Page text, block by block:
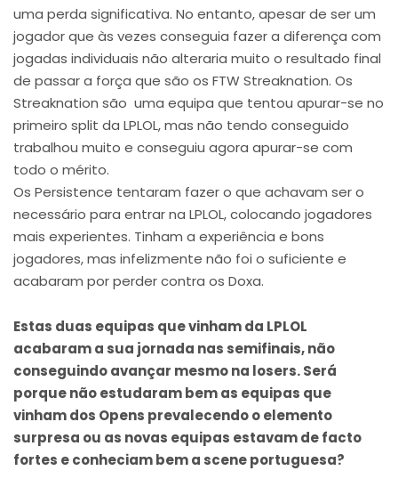
uma perda significativa. No entanto, apesar de ser um
jogador que às vezes conseguia fazer a diferença com
jogadas individuais não alteraria muito o resultado final
de passar a força que são os FTW Streaknation. Os
Streaknation são uma equipa que tentou apurar-se no
primeiro split da LPLOL, mas não tendo conseguido
trabalhou muito e conseguiu agora apurar-se com
todo o mérito.
Os Persistence tentaram fazer o que achavam ser o
necessário para entrar na LPLOL, colocando jogadores
mais experientes. Tinham a experiência e bons
jogadores, mas infelizmente não foi o suficiente e
acabaram por perder contra os Doxa.
Estas duas equipas que vinham da LPLOL
acabaram a sua jornada nas semifinais, não
conseguindo avançar mesmo na losers. Será
porque não estudaram bem as equipas que
vinham dos Opens prevalecendo o elemento
surpresa ou as novas equipas estavam de facto
fortes e conheciam bem a scene portuguesa?